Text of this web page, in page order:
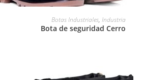
Botas Industriales,Industria
Bota de seguridad Cerro